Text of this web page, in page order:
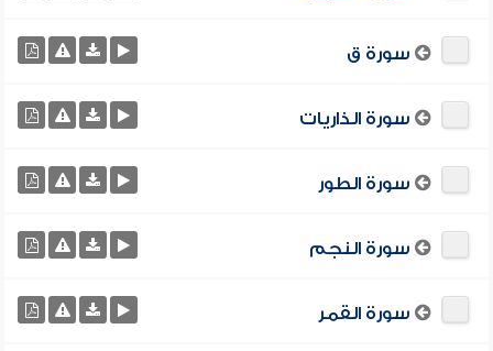
سورة ق
سورة الذاريات
سورة الطور
سورة النجم
سورة القمر